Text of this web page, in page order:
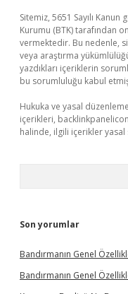
Sitemiz, 5651 Sayılı
Kurumu (BTK) tarafından
vermektedir. Bu nedenle,
veya araştırma
yazdıkları içeriklerin
bu sorumluluğu kabul etmiş
Hukuka ve yasal
içerikleri,
halinde, ilgili içerikler yasal
Son yorumlar
Bandırmanın Genel
Bandırmanın Genel